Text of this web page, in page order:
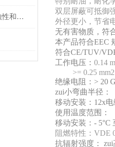
铝膜屏蔽仪表电缆的耐腐蚀性和环境适应能力
双层屏蔽可抵御
外径更小，节省
无有害物质，符
本产品符合EEC
符合CE/TUV/
工作电压： 0.14
>= 0.25 mm2:
绝缘电阻：> 20
zui小弯曲半径：
移动安装：12x
使用温度范围：
移动安装：- 5°C
阻燃特性：VDE
抗辐射强度： zui